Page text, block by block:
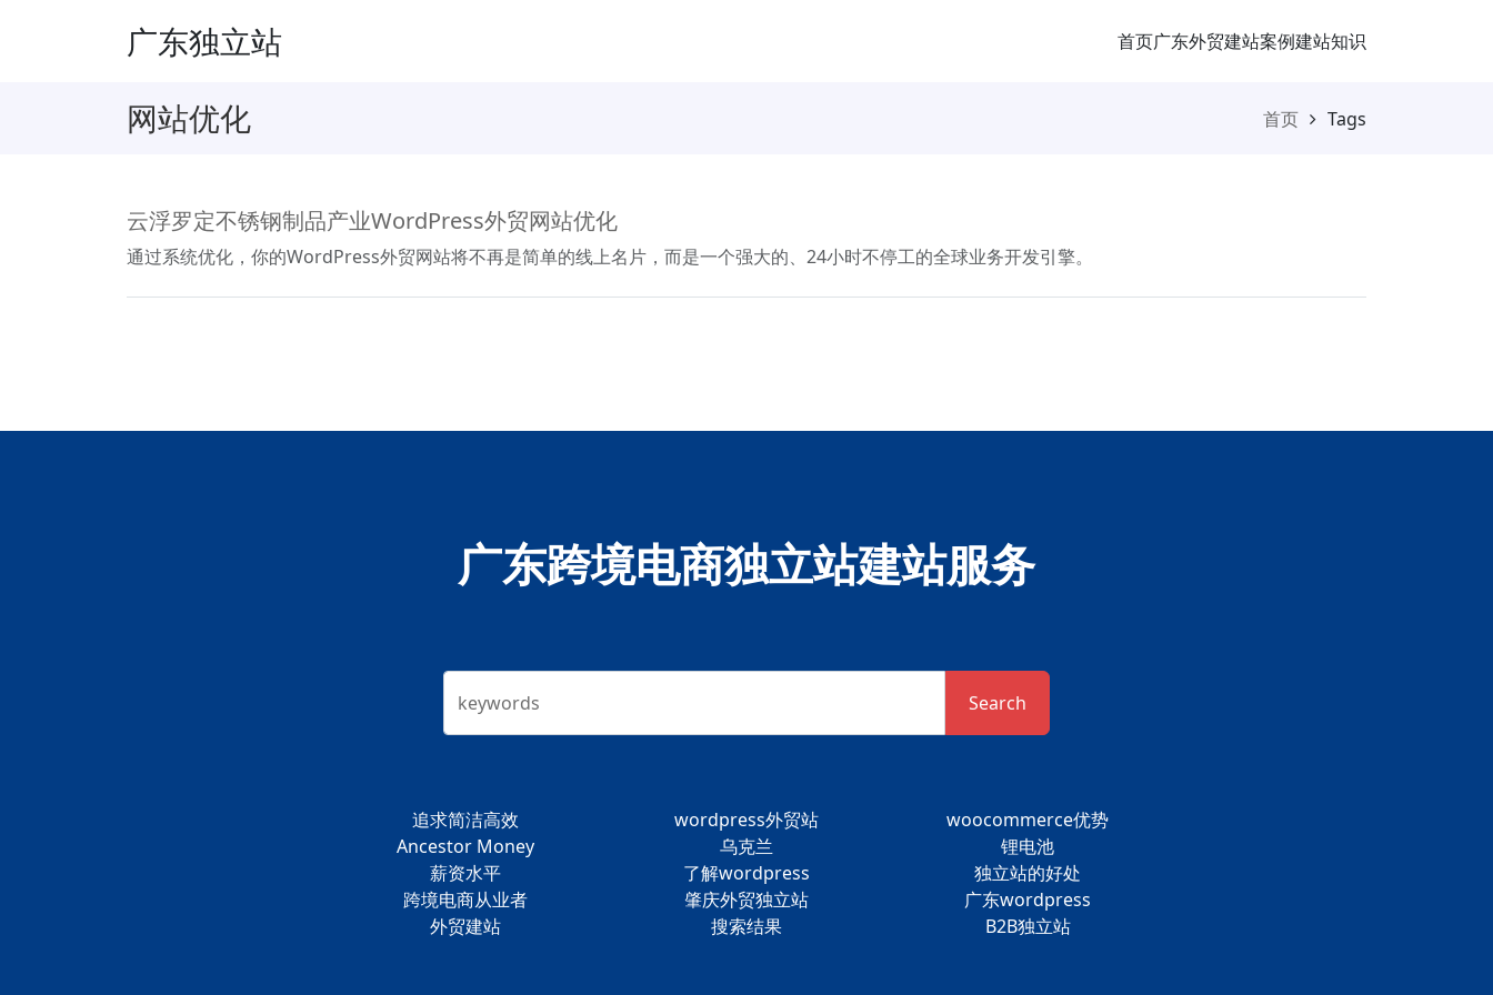
广东独立站 首页广东外贸建站案例建站知识
网站优化 首页 Tags
云浮罗定不锈钢制品产业WordPress外贸网站优化
通过系统优化，你的WordPress外贸网站将不再是简单的线上名片，而是一个强大的、24小时不停工的全球业务开发引擎。
广东跨境电商独立站建站服务
keywords Search
追求简洁高效 wordpress外贸站
woocommerce优势
Ancestor Money
乌克兰
锂电池
薪资水平
了解wordpress
独立站的好处
跨境电商从业者
肇庆外贸独立站
广东wordpress
外贸建站
搜索结果 B2B独立站